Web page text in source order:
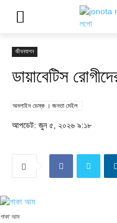
জীবনযাপন
ডায়াবেটিস
অনলাইন ডেস্ক । জনতা মেইল
আপডেট: জুন ৫, ২০২৬ ৯:১৮
পাকা আম